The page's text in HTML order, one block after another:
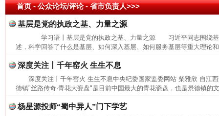
首页- 公众论坛/评论 -省市负责人>>>
基层是党的执政之基、力量之源
学习语丨基层是党的执政之基、力量之源 习近平同志围绕基
述，科学回答了什么是基层、如何深入基层、如何服务基层等重大理论
深度关注丨千年窑火 生生不息
深度关注丨千年窑火 生生不息中央纪委国家监委网站 柴雅欣 自
德镇"丝路传奇·青花大瓷盘"是目前中国最大的青花瓷盘，也是景德镇的
杨星源投师“蜀中异人”门下学艺